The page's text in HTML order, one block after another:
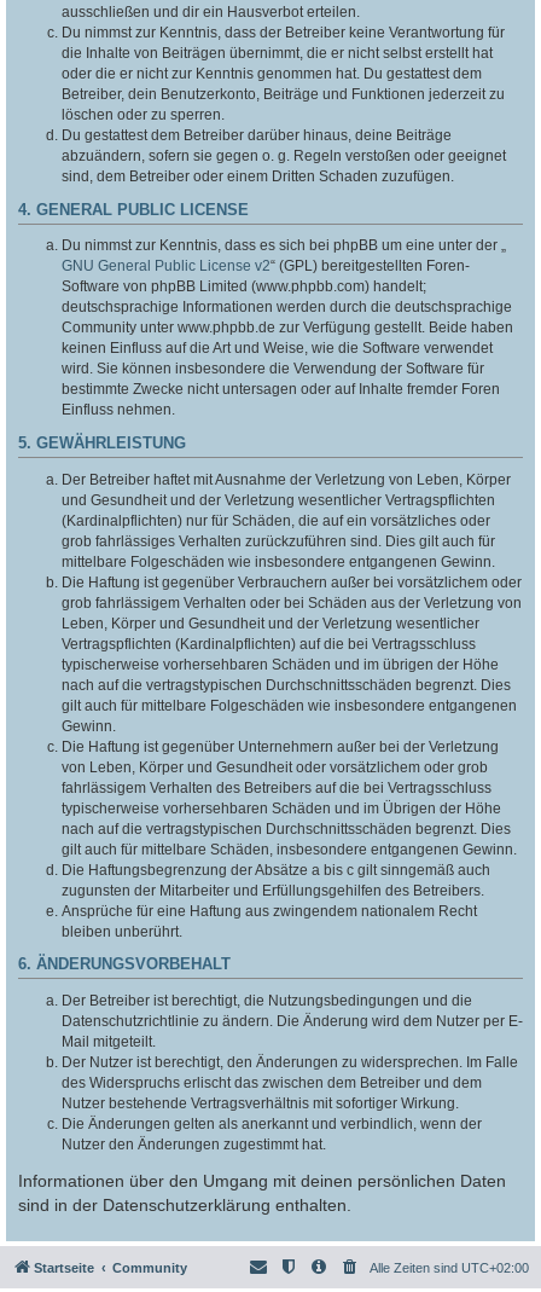
ausschließen und dir ein Hausverbot erteilen.
Du nimmst zur Kenntnis, dass der Betreiber keine Verantwortung für
die Inhalte von Beiträgen übernimmt, die er nicht selbst erstellt hat
oder die er nicht zur Kenntnis genommen hat. Du gestattest dem
Betreiber, dein Benutzerkonto, Beiträge und Funktionen jederzeit zu
löschen oder zu sperren.
Du gestattest dem Betreiber darüber hinaus, deine Beiträge
abzuändern, sofern sie gegen o. g. Regeln verstoßen oder geeignet
sind, dem Betreiber oder einem Dritten Schaden zuzufügen.
4. GENERAL PUBLIC LICENSE
Du nimmst zur Kenntnis, dass es sich bei phpBB um eine unter der „
GNU General Public License v2“ (GPL) bereitgestellten Foren-
Software von phpBB Limited (www.phpbb.com) handelt;
deutschsprachige Informationen werden durch die deutschsprachige
Community unter www.phpbb.de zur Verfügung gestellt. Beide haben
keinen Einfluss auf die Art und Weise, wie die Software verwendet
wird. Sie können insbesondere die Verwendung der Software für
bestimmte Zwecke nicht untersagen oder auf Inhalte fremder Foren
Einfluss nehmen.
5. GEWÄHRLEISTUNG
Der Betreiber haftet mit Ausnahme der Verletzung von Leben, Körper
und Gesundheit und der Verletzung wesentlicher Vertragspflichten
(Kardinalpflichten) nur für Schäden, die auf ein vorsätzliches oder
grob fahrlässiges Verhalten zurückzuführen sind. Dies gilt auch für
mittelbare Folgeschäden wie insbesondere entgangenen Gewinn.
Die Haftung ist gegenüber Verbrauchern außer bei vorsätzlichem oder
grob fahrlässigem Verhalten oder bei Schäden aus der Verletzung von
Leben, Körper und Gesundheit und der Verletzung wesentlicher
Vertragspflichten (Kardinalpflichten) auf die bei Vertragsschluss
typischerweise vorhersehbaren Schäden und im übrigen der Höhe
nach auf die vertragstypischen Durchschnittsschäden begrenzt. Dies
gilt auch für mittelbare Folgeschäden wie insbesondere entgangenen
Gewinn.
Die Haftung ist gegenüber Unternehmern außer bei der Verletzung
von Leben, Körper und Gesundheit oder vorsätzlichem oder grob
fahrlässigem Verhalten des Betreibers auf die bei Vertragsschluss
typischerweise vorhersehbaren Schäden und im Übrigen der Höhe
nach auf die vertragstypischen Durchschnittsschäden begrenzt. Dies
gilt auch für mittelbare Schäden, insbesondere entgangenen Gewinn.
Die Haftungsbegrenzung der Absätze a bis c gilt sinngemäß auch
zugunsten der Mitarbeiter und Erfüllungsgehilfen des Betreibers.
Ansprüche für eine Haftung aus zwingendem nationalem Recht
bleiben unberührt.
6. ÄNDERUNGSVORBEHALT
Der Betreiber ist berechtigt, die Nutzungsbedingungen und die
Datenschutzrichtlinie zu ändern. Die Änderung wird dem Nutzer per E-
Mail mitgeteilt.
Der Nutzer ist berechtigt, den Änderungen zu widersprechen. Im Falle
des Widerspruchs erlischt das zwischen dem Betreiber und dem
Nutzer bestehende Vertragsverhältnis mit sofortiger Wirkung.
Die Änderungen gelten als anerkannt und verbindlich, wenn der
Nutzer den Änderungen zugestimmt hat.
Informationen über den Umgang mit deinen persönlichen Daten
sind in der Datenschutzerklärung enthalten.
Startseite Community Alle Zeiten sind UTC+02:00